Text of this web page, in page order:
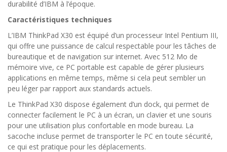
durabilité d’IBM à l’époque.
Caractéristiques techniques
L’IBM ThinkPad X30 est équipé d’un processeur Intel Pentium III,
qui offre une puissance de calcul respectable pour les tâches de
bureautique et de navigation sur internet. Avec 512 Mo de
mémoire vive, ce PC portable est capable de gérer plusieurs
applications en même temps, même si cela peut sembler un
peu léger par rapport aux standards actuels.
Le ThinkPad X30 dispose également d’un dock, qui permet de
connecter facilement le PC à un écran, un clavier et une souris
pour une utilisation plus confortable en mode bureau. La
sacoche incluse permet de transporter le PC en toute sécurité,
ce qui est pratique pour les déplacements.